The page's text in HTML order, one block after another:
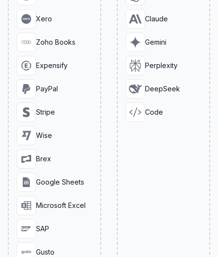
Xero
Zoho Books
Expensify
PayPal
Stripe
Wise
Brex
Google Sheets
Microsoft Excel
SAP
Gusto
Claude
Gemini
Perplexity
DeepSeek
Code